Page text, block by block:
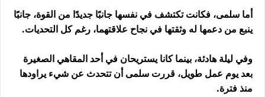
أما سلمى، فكانت تكتشف في نفسها جانبًا جديدًا من القوة، جانبًا
ينبع من دعمها له وثقتها في نجاح علاقتهما، رغم كل التحديات.
وفي ليلة هادئة، بينما كانا يستريحان في أحد المقاهي الصغيرة
بعد يوم عمل طويل، قررت سلمى أن تتحدث عن شيء يراودها
منذ فترة.